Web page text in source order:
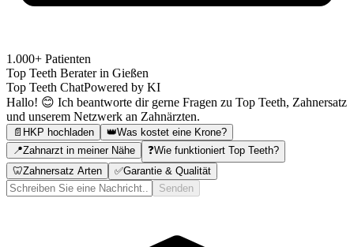
1.000+ Patienten
Top Teeth Berater in Gießen
Top Teeth ChatPowered by KI
Hallo! 😊 Ich beantworte dir gerne Fragen zu Top Teeth, Zahnersatz
und unserem Netzwerk an Zahnärzten.
📄 HKP hochladen 👑Was kostet eine Krone?
📍Zahnarzt in meiner Nähe ❓Wie funktioniert Top Teeth?
🦷Zahnersatz Arten ✅Garantie & Qualität
Senden